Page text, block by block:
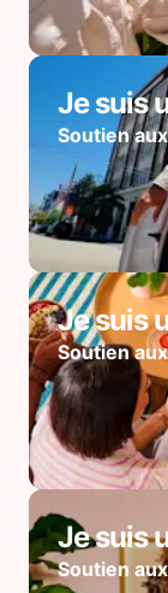
Je suis
Soutien
Je suis
Soutien
Je suis
Soutien